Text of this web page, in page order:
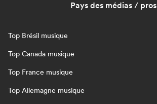
Pays des médias / pros
Top Brésil musique
Top Canada musique
Top France musique
Top Allemagne musique